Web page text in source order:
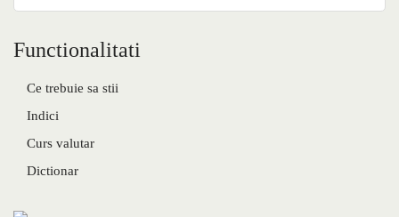
Functionalitati
Ce trebuie sa stii
Indici
Curs valutar
Dictionar